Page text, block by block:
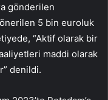
gönderilen
önerilen 5 bin euroluk
“Aktif olarak bir
maddi olarak
denildi.